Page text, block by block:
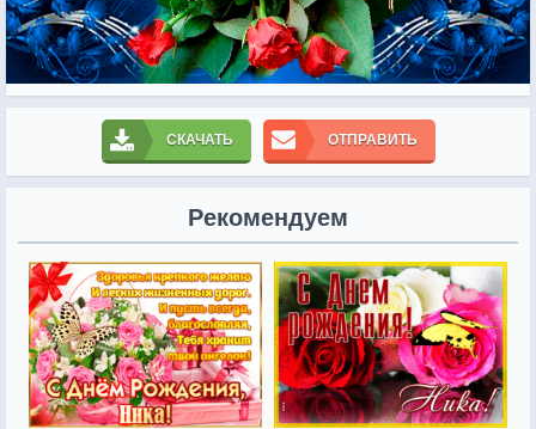
СКАЧАТЬ ОТПРАВИТЬ
Рекомендуем